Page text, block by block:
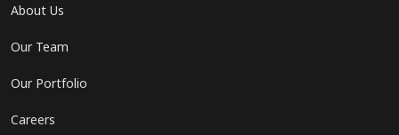
About Us
Our Team
Our Portfolio
Careers